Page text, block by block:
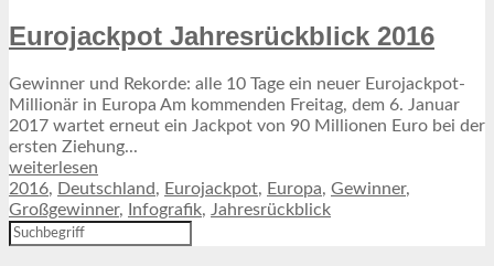
Eurojackpot Jahresrückblick 2016
Gewinner und Rekorde: alle 10 Tage ein neuer Eurojackpot-
Millionär in Europa Am kommenden Freitag, dem 6. Januar
2017 wartet erneut ein Jackpot von 90 Millionen Euro bei der
ersten Ziehung...
weiterlesen
2016, Deutschland, Eurojackpot, Europa, Gewinner,
Großgewinner, Infografik, Jahresrückblick